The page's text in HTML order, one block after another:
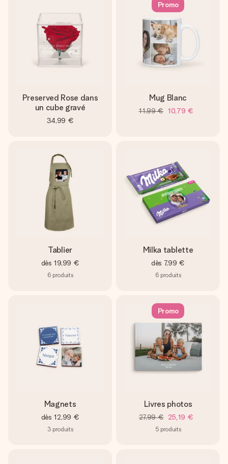
Preserved Rose dans
un cube gravé
34,99 €
Promo
Mug Blanc
11,99 € 10,79 €
Tablier
dès 19,99 €
6 produits
Milka tablette
dès 7,99 €
6 produits
Magnets
dès 12,99 €
3 produits
Promo
Livres photos
27,99 € 25,19 €
5 produits